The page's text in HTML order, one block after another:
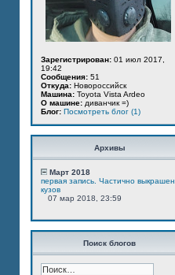
Зарегистрирован: 01 июл 2017,
19:42
Сообщения: 51
Откуда: Новороссийск
Машина: Toyota Vista Ardeo
О машине: диванчик =)
Блог: Посмотреть блог (1)
Архивы
Март 2018
первая запись. Частично выкрашен
кузов
07 мар 2018, 23:59
Поиск блогов